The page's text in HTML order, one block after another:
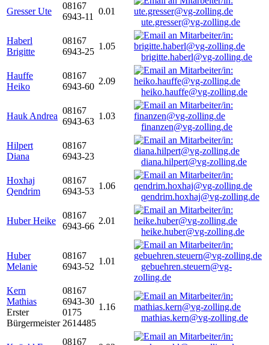
Gresser Ute
08167
6943-11
0.01
ute.gresser@vg-zolling.de
Haberl
Brigitte
08167
6943-25
1.05
brigitte.haberl@vg-zolling.de
Hauffe
Heiko
08167
6943-60
2.09
heiko.hauffe@vg-zolling.de
Hauk Andrea
08167
6943-63
1.03
finanzen@vg-zolling.de
Hilpert
Diana
08167
6943-23
diana.hilpert@vg-zolling.de
Hoxhaj
Qendrim
08167
6943-53
1.06
qendrim.hoxhaj@vg-zolling.de
Huber Heike
08167
6943-66
2.01
heike.huber@vg-zolling.de
Huber
Melanie
08167
6943-52
1.01
gebuehren.steuern@vg-
zolling.de
Kern
Mathias
Erster
Bürgermeister
08167
6943-30
0175
2614485
1.16
mathias.kern@vg-zolling.de
08167